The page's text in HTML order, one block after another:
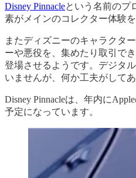
Disney Pinnacleという名前のプ
素がメインのコレクター体験を
またディズニーのキャラクタ
ーや悪役を、集めたり取引で
登場させるようです。デジタ
いませんが、何か工夫がして
Disney Pinnacleは、年内に
予定になっています。